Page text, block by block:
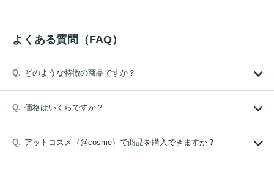
よくある質問（FAQ）
どのような特徴の商品ですか？
価格はいくらですか？
アットコスメ（@cosme）で商品を購入できますか？